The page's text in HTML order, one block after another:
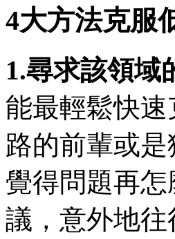
4大方法克服
1.尋求該領域
能最輕鬆快
路的前輩或
覺得問題再
議，意外地